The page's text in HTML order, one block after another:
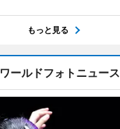
もっと見る
ワールドフォトニュース